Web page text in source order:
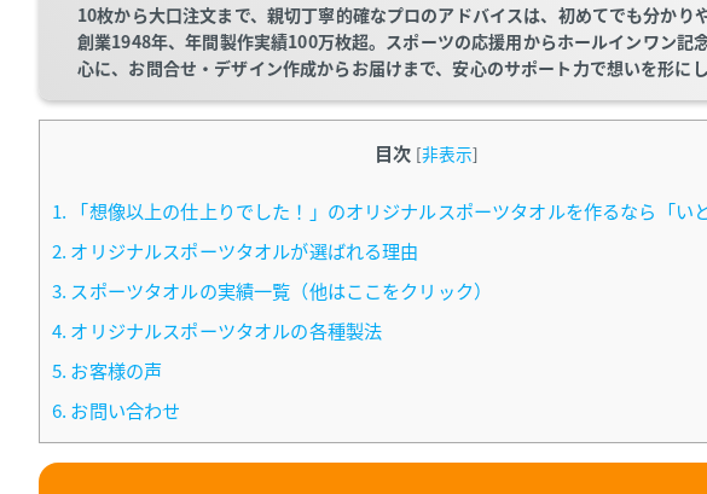
10枚から大口注文まで、親切丁寧的確なプロのアドバイスは、初めてでも分かり
創業1948年、年間製作実績100万枚超。スポーツの応援用からホールインワン記
心に、お問合せ・デザイン作成からお届けまで、安心のサポート力で想いを形にし
目次 [非表示]
1. 「想像以上の仕上りでした！」のオリジナルスポーツタオルを作るなら「い
2. オリジナルスポーツタオルが選ばれる理由
3. スポーツタオルの実績一覧（他はここをクリック）
4. オリジナルスポーツタオルの各種製法
5. お客様の声
6. お問い合わせ